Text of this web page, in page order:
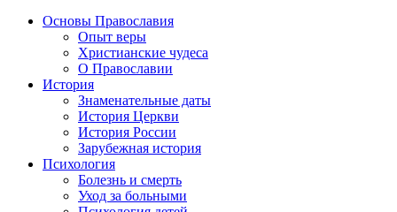
Основы Православия
Опыт веры
Христианские чудеса
О Православии
История
Знаменательные даты
История Церкви
История России
Зарубежная история
Психология
Болезнь и смерть
Уход за больными